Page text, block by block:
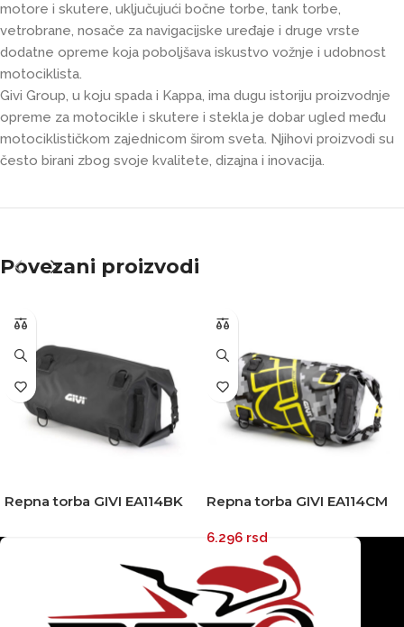
motore i skutere, uključujući bočne torbe, tank torbe,
vetrobrane, nosače za navigacijske uređaje i druge vrste
dodatne opreme koja poboljšava iskustvo vožnje i udobnost
motociklista.
Givi Group, u koju spada i Kappa, ima dugu istoriju proizvodnje
opreme za motocikle i skutere i stekla je dobar ugled među
motociklističkom zajednicom širom sveta. Njihovi proizvodi su
često birani zbog svoje kvalitete, dizajna i inovacija.
Povezani proizvodi
Repna torba GIVI EA114BK
Repna torba GIVI EA114CM
6.296 rsd